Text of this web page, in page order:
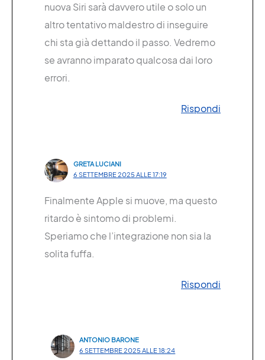
nuova Siri sarà davvero utile o solo un
altro tentativo maldestro di inseguire
chi sta già dettando il passo. Vedremo
se avranno imparato qualcosa dai loro
errori.
Rispondi
GRETA LUCIANI
6 SETTEMBRE 2025 ALLE 17:19
Finalmente Apple si muove, ma questo
ritardo è sintomo di problemi.
Speriamo che l’integrazione non sia la
solita fuffa.
Rispondi
ANTONIO BARONE
6 SETTEMBRE 2025 ALLE 18:24